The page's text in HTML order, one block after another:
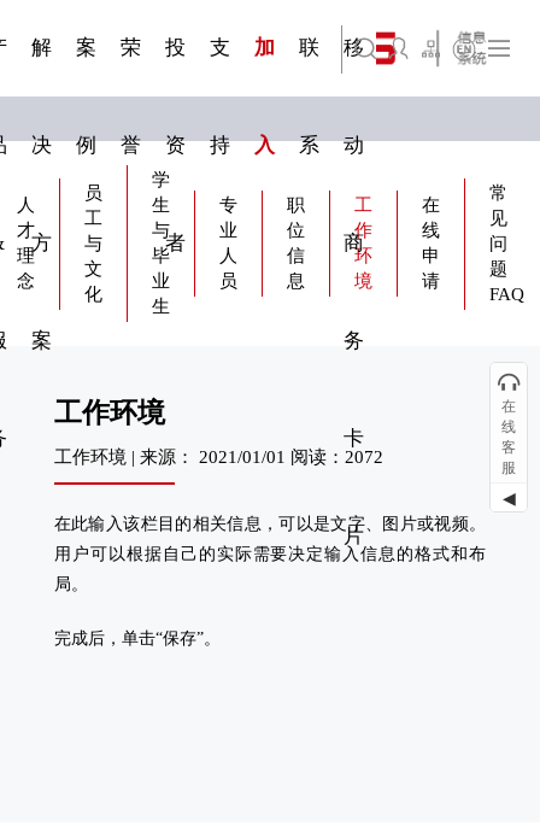
解
决
方
案
船舶与海洋
案
例
荣
誉
投
资
者
支
持
加
入
常见问题FAQ
联
系
移
动
商
务
卡
片
旗下公司名称四 English
人
才
理
念
员
工
与
文
化
学
生
与
毕
业
生
专
业
人
员
职
位
信
息
工
作
环
境
在
线
申
请
常
见
问
题
FAQ
工作环境
工作环境 | 来源： 2021/01/01 阅读：2072
在此输入该栏目的相关信息，可以是文字、图片或视频。
用户可以根据自己的实际需要决定输入信息的格式和布
局。
完成后，单击“保存”。
在
线
客
服
◀